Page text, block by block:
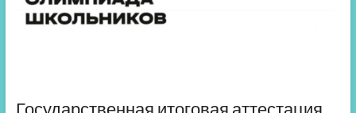
Государственная итоговая аттестация